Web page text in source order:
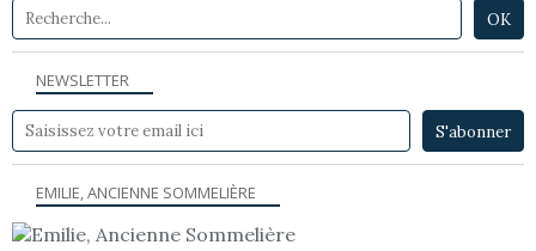
NEWSLETTER
EMILIE, ANCIENNE SOMMELIÈRE